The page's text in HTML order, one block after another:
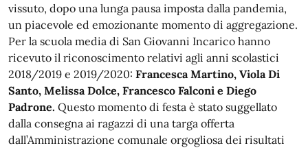
vissuto, dopo una lunga pausa imposta dalla pandemia,
un piacevole ed emozionante momento di aggregazione.
Per la scuola media di San Giovanni Incarico hanno
ricevuto il riconoscimento relativi agli anni scolastici
2018/2019 e 2019/2020: Francesca Martino, Viola Di
Santo, Melissa Dolce, Francesco Falconi e Diego
Padrone. Questo momento di festa è stato suggellato
dalla consegna ai ragazzi di una targa offerta
dall’Amministrazione comunale orgogliosa dei risultati